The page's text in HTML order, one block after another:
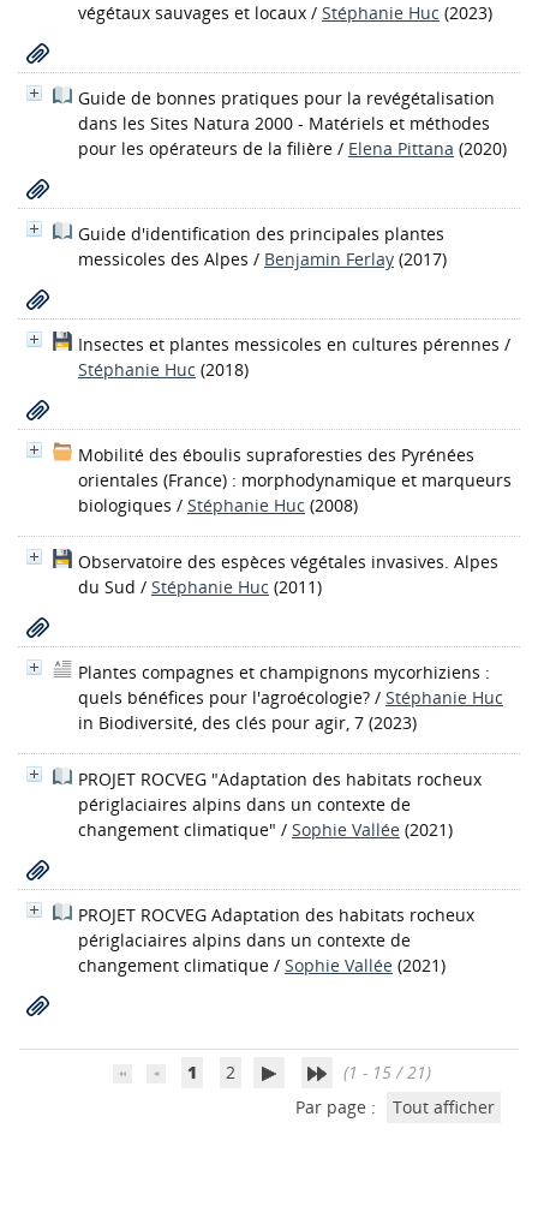
végétaux sauvages et locaux / Stéphanie Huc (2023)
Guide de bonnes pratiques pour la revégétalisation
dans les Sites Natura 2000 - Matériels et méthodes
pour les opérateurs de la filière / Elena Pittana (2020)
Guide d'identification des principales plantes
messicoles des Alpes / Benjamin Ferlay (2017)
Insectes et plantes messicoles en cultures pérennes /
Stéphanie Huc (2018)
Mobilité des éboulis supraforesties des Pyrénées
orientales (France) : morphodynamique et marqueurs
biologiques / Stéphanie Huc (2008)
Observatoire des espèces végétales invasives. Alpes
du Sud / Stéphanie Huc (2011)
Plantes compagnes et champignons mycorhiziens :
quels bénéfices pour l'agroécologie? / Stéphanie Huc
in Biodiversité, des clés pour agir, 7 (2023)
PROJET ROCVEG "Adaptation des habitats rocheux
périglaciaires alpins dans un contexte de
changement climatique" / Sophie Vallée (2021)
PROJET ROCVEG Adaptation des habitats rocheux
périglaciaires alpins dans un contexte de
changement climatique / Sophie Vallée (2021)
1 2
(1 - 15 / 21)
Par page :
Tout afficher